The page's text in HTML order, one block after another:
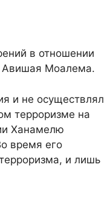
в отношении
Авишая Моалема.
и не осуществлял
терроризме на
Ханамелю
время его
и лишь